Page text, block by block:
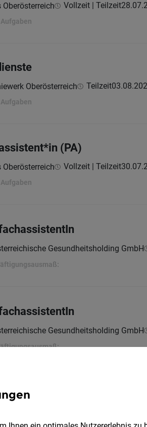
Oberösterreich Vollzeit | Teilzeit
Oberösterreich Teilzeit
(PA)
Oberösterreich Vollzeit | Teilzeit
Gesundheitsholding GmbH
Gesundheitsholding GmbH
(PFA)